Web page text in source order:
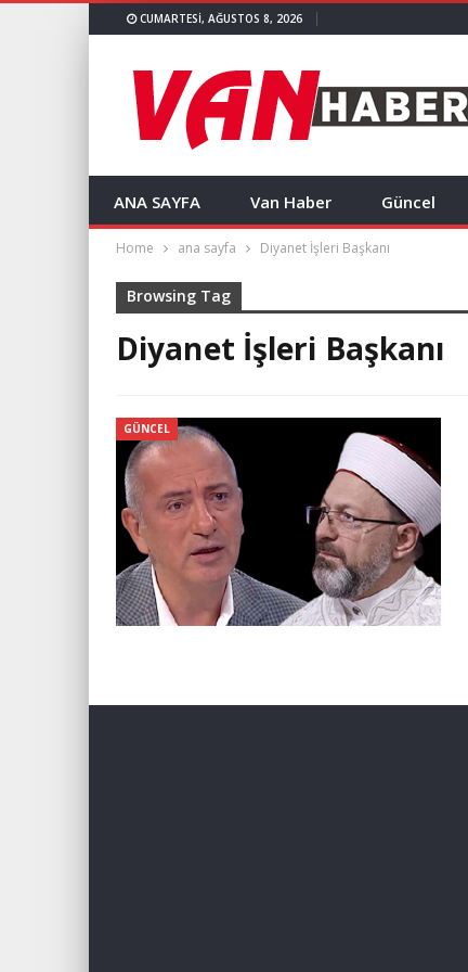
CUMARTESI, AĞUSTOS 8, 2026
ANA SAYFA Van Haber Güncel
Home ana sayfa Diyanet İşleri Başkanı
Browsing Tag
Diyanet İşleri Başkanı
GÜNCEL